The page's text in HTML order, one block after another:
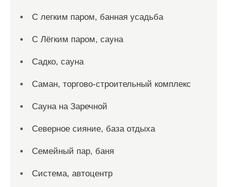
С легким паром, банная усадьба
С Лёгким паром, сауна
Садко, сауна
Саман, торгово-строительный комплекс
Сауна на Заречной
Северное сияние, база отдыха
Семейный пар, баня
Система, автоцентр